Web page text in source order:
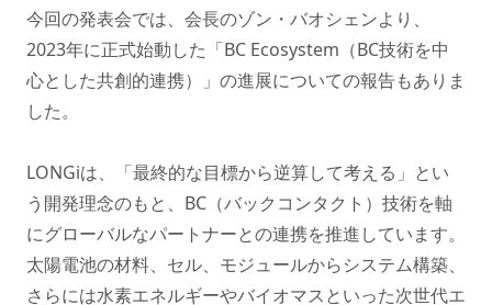
今回の発表会では、会長のゾン・バオシェンより、
2023年に正式始動した「BC Ecosystem（BC技術を中
心とした共創的連携）」の進展についての報告もありま
した。
LONGiは、「最終的な目標から逆算して考える」とい
う開発理念のもと、BC（バックコンタクト）技術を軸
にグローバルなパートナーとの連携を推進しています。
太陽電池の材料、セル、モジュールからシステム構築、
さらには水素エネルギーやバイオマスといった次世代エ